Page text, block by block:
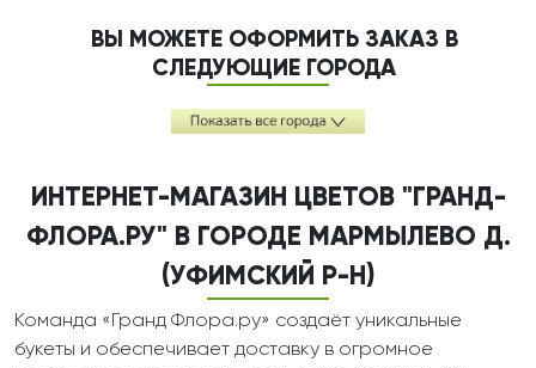
ВЫ МОЖЕТЕ ОФОРМИТЬ ЗАКАЗ В
СЛЕДУЮЩИЕ ГОРОДА
ИНТЕРНЕТ-МАГАЗИН ЦВЕТОВ "ГРАНД-
ФЛОРА.РУ" В ГОРОДЕ МАРМЫЛЕВО Д.
(УФИМСКИЙ Р-Н)
Команда «Гранд Флора.ру» создаёт уникальные
букеты и обеспечивает доставку в огромное